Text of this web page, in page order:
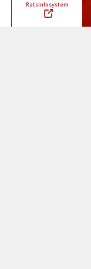
Ratsinfosystem